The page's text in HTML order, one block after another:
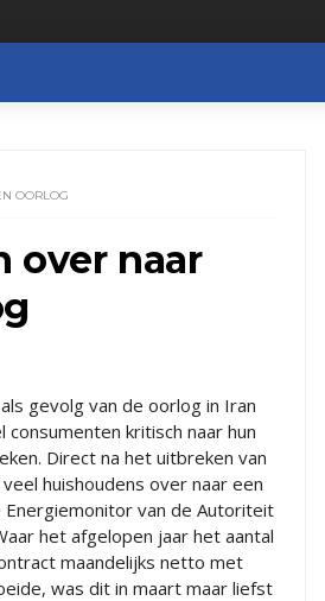
OORLOG
over naar
gevolg van de oorlog in Iran
kritisch naar hun
Direct na het uitbreken van
huishoudens over naar een
van de Autoriteit
het afgelopen jaar het aantal
maandelijks netto met
was dit in maart maar liefst